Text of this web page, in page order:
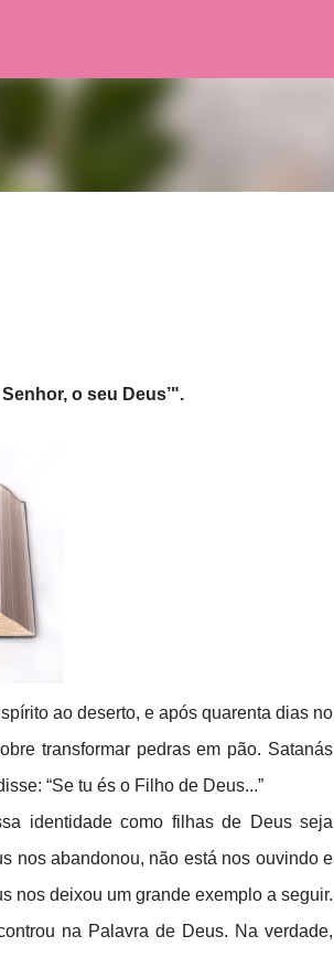
o seu Deus’".
ao deserto, e após quarenta dias no
transformar pedras em pão. Satanás
“Se tu és o Filho de Deus...”
identidade como filhas de Deus seja
nos abandonou, não está nos ouvindo e
nos deixou um grande exemplo a seguir.
na Palavra de Deus. Na verdade,